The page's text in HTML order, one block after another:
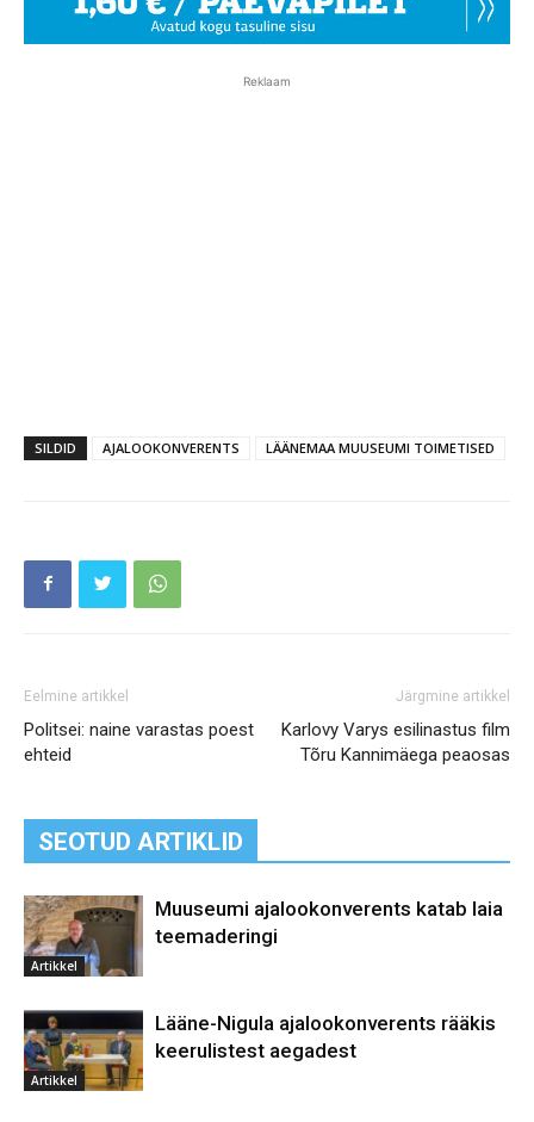
Reklaam
SILDID AJALOOKONVERENTS LÄÄNEMAA MUUSEUMI TOIMETISED
Eelmine artikkel
Politsei: naine varastas poest
ehteid
Järgmine artikkel
Karlovy Varys esilinastus film
Tõru Kannimäega peaosas
SEOTUD ARTIKLID
Artikkel
Muuseumi ajalookonverents katab laia
teemaderingi
Artikkel
Lääne-Nigula ajalookonverents rääkis
keerulistest aegadest